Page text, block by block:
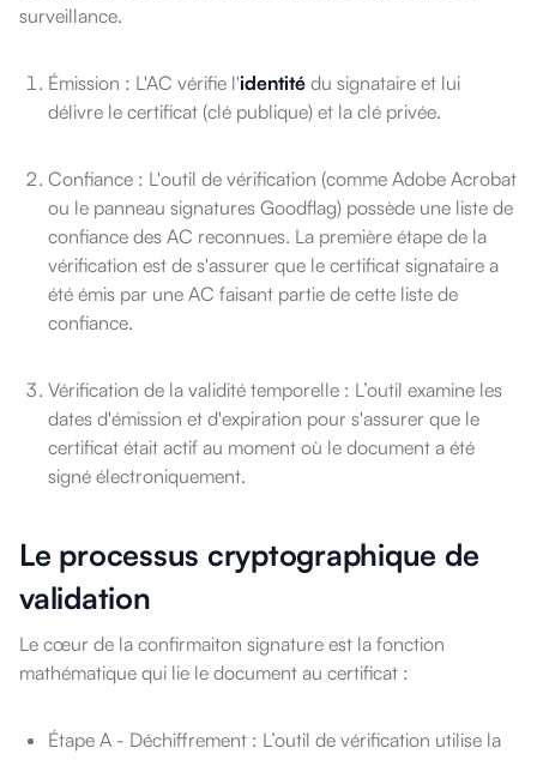
surveillance.
Émission : L'AC vérifie l'identité du signataire et lui
délivre le certificat (clé publique) et la clé privée.
Confiance : L'outil de vérification (comme Adobe Acrobat
ou le panneau signatures Goodflag) possède une liste de
confiance des AC reconnues. La première étape de la
vérification est de s'assurer que le certificat signataire a
été émis par une AC faisant partie de cette liste de
confiance.
Vérification de la validité temporelle : L’outil examine les
dates d'émission et d'expiration pour s'assurer que le
certificat était actif au moment où le document a été
signé électroniquement.
Le processus cryptographique de
validation
Le cœur de la confirmaiton signature est la fonction
mathématique qui lie le document au certificat :
Étape A - Déchiffrement : L’outil de vérification utilise la